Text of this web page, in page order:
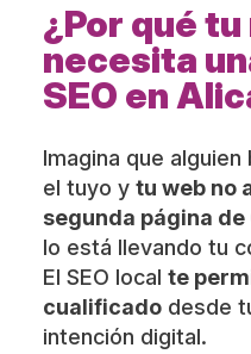
¿Por qué
necesita
SEO en
Imagina que
el tuyo y tu web no
segunda página de
lo está llevando tu
El SEO local te
cualificadodesde
intención digital.